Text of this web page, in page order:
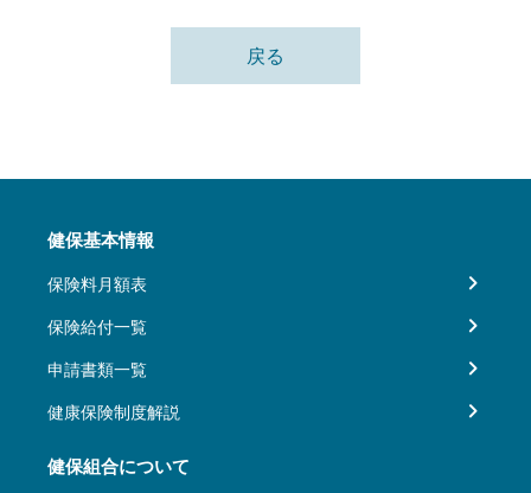
戻る
健保基本情報
保険料月額表
保険給付一覧
申請書類一覧
健康保険制度解説
健保組合について